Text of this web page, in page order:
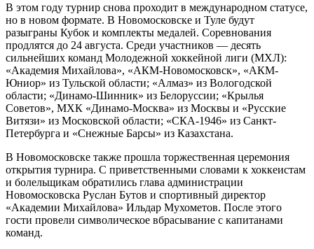
В этом году турнир снова проходит в международном статусе,
но в новом формате. В Новомосковске и Туле будут
разыграны Кубок и комплекты медалей. Соревнования
продлятся до 24 августа. Среди участников — десять
сильнейших команд Молодежной хоккейной лиги (МХЛ):
«Академия Михайлова», «АКМ-Новомосковск», «АКМ-
Юниор» из Тульской области; «Алмаз» из Вологодской
области; «Динамо-Шинник» из Белоруссии; «Крылья
Советов», МХК «Динамо-Москва» из Москвы и «Русские
Витязи» из Московской области; «СКА-1946» из Санкт-
Петербурга и «Снежные Барсы» из Казахстана.
В Новомосковске также прошла торжественная церемония
открытия турнира. С приветственными словами к хоккеистам
и болельщикам обратились глава администрации
Новомосковска Руслан Бутов и спортивный директор
«Академии Михайлова» Ильдар Мухометов. После этого
гости провели символическое вбрасывание с капитанами
команд.